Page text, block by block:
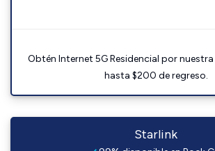
Obtén Internet 5G Residencial por
hasta $200 de regreso.
Starlink